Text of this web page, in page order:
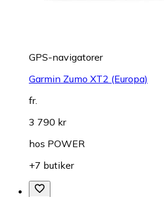
GPS-navigatorer
Garmin Zumo XT2 (Europa)
fr.
3 790 kr
hos POWER
+7 butiker